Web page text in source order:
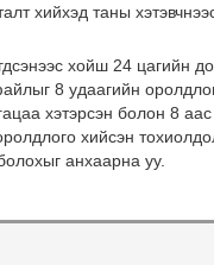
хийхэд таны
хойш 24 цагийн
8 удаагийн
хэтэрсэн болон 8
хийсэн
анхаарна уу.